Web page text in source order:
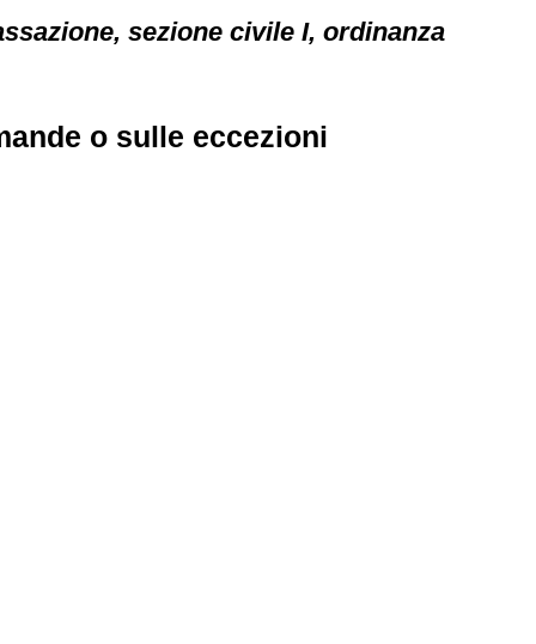
sezione civile I, ordinanza
o sulle eccezioni